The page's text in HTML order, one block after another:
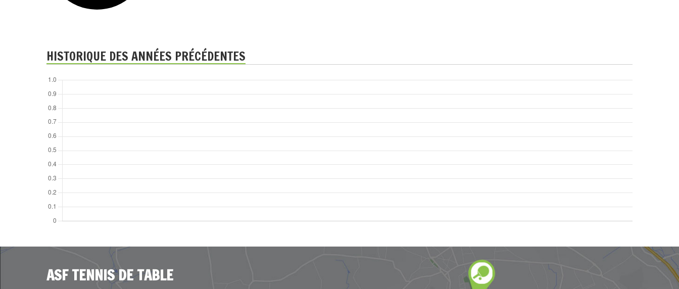
HISTORIQUE DES ANNÉES PRÉCÉDENTES
ASF TENNIS DE TABLE